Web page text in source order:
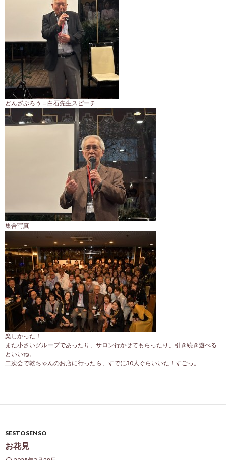
どんざぶろう＝白石先生スピーチ
集合写真
楽しかった！
また小さいグループであったり、サロン行かせてもらったり、引き続き遊べる
といいね。
二次会で乾ちゃんのお店に行ったら、すでに30人ぐらいいた！すごっ。
SESTOSENSO
お花見